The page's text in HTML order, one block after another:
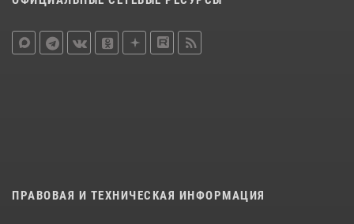
ПРАВОВАЯ И ТЕХНИЧЕСКАЯ ИНФОРМАЦИЯ